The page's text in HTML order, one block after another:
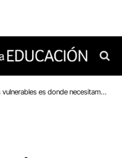
necesitamos escuelas más revolucionarias»